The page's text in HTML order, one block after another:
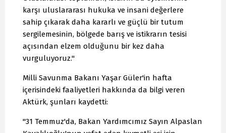
karşı uluslararası hukuka ve insani değerlere
sahip çıkarak daha kararlı ve güçlü bir tutum
sergilemesinin, bölgede barış ve istikrarın tesisi
açısından elzem olduğunu bir kez daha
vurguluyoruz."
Milli Savunma Bakanı Yaşar Güler'in hafta
içerisindeki faaliyetleri hakkında da bilgi veren
Aktürk, şunları kaydetti:
"31 Temmuz'da, Bakan Yardımcımız Sayın Alpaslan